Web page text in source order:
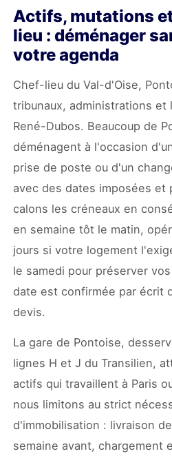
Actifs, mutations
lieu : déménager
votre agenda
Chef-lieu du Val-d'Oise,
tribunaux, administrations
René-Dubos. Beaucoup de
déménagent à l'occasion
prise de poste ou d'un
avec des dates imposées et
calons les créneaux en
en semaine tôt le matin,
jours si votre logement
le samedi pour préserver
date est confirmée par écrit
devis.
La gare de Pontoise,
lignes H et J du Transilien,
actifs qui travaillent à Paris
nous limitons au strict
d'immobilisation : livraison
semaine avant, chargement